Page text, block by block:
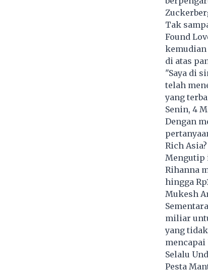
Tak
Found
di atas
"Saya di
telah
yang
Senin, 4
Dengan
Rich Asia?
Mengutip
Rihanna
hingga
Mukesh
miliar
yang
mencapai
Selalu
Pesta